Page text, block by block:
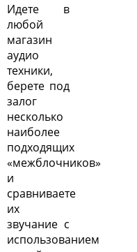
Идете в
любой
магазин
аудио
техники,
берете под
залог
несколько
наиболее
подходящих
«межблочников»
и
сравниваете
их
звучание с
использованием